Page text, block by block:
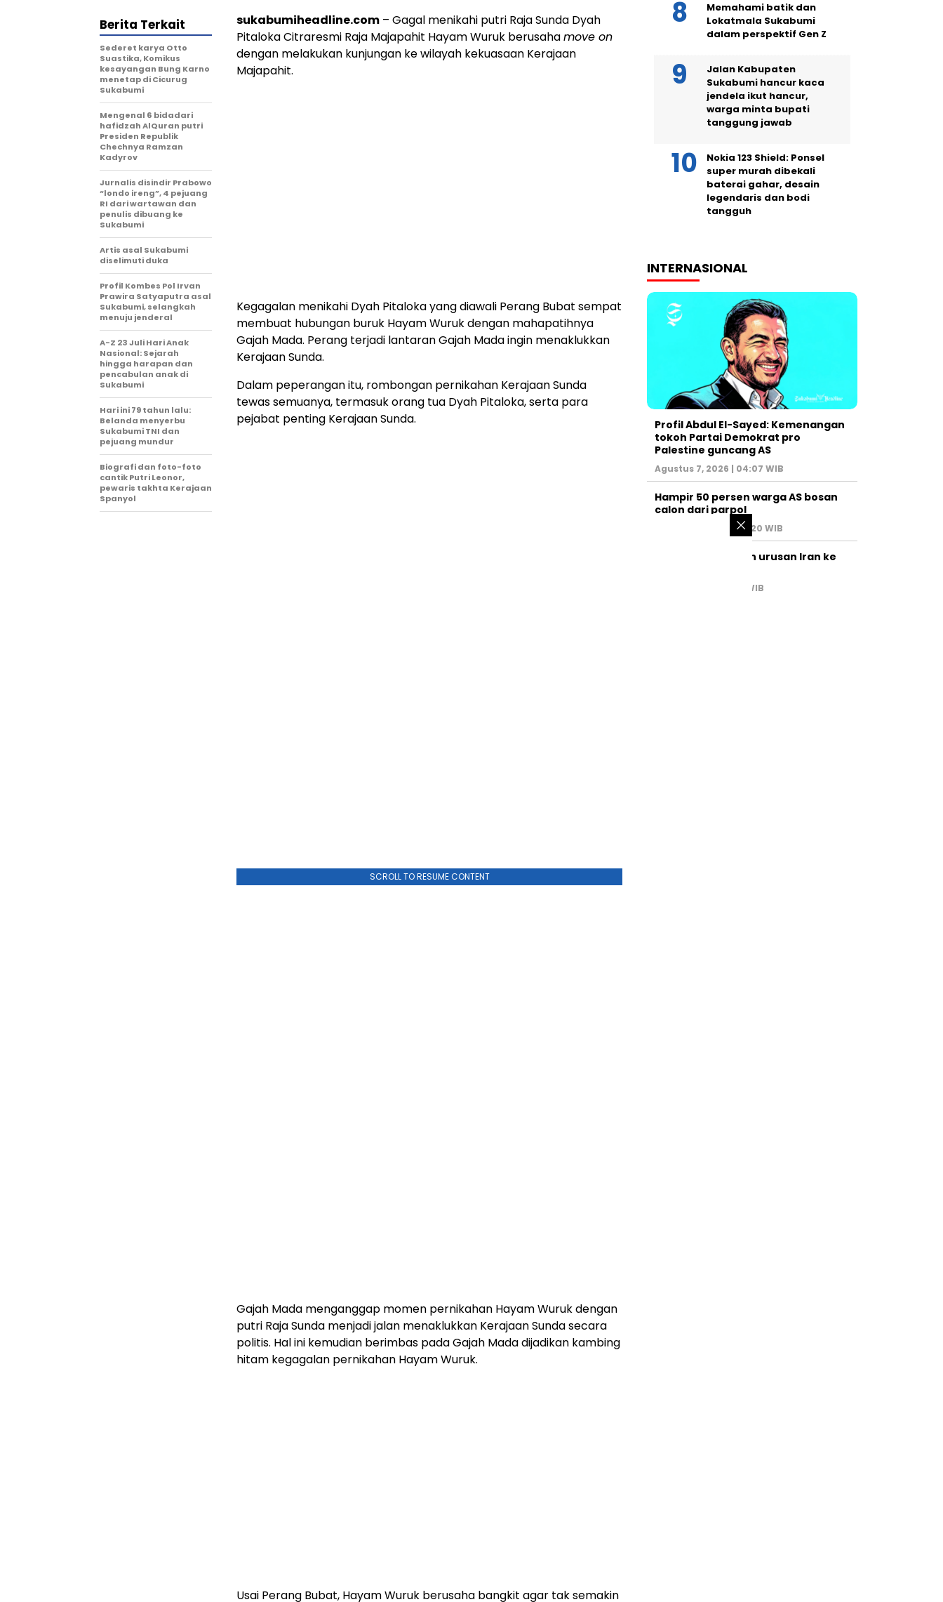
sukabumiheadline.com – Gagal menikahi putri Raja Sunda Dyah
Pitaloka Citraresmi Raja Majapahit Hayam Wuruk berusahamove on
dengan melakukan kunjungan ke wilayah kekuasaan Kerajaan
Majapahit.
Kegagalan menikahi Dyah Pitaloka yang diawali Perang Bubat sempat
membuat hubungan buruk Hayam Wuruk dengan mahapatihnya
Gajah Mada. Perang terjadi lantaran Gajah Mada ingin menaklukkan
Kerajaan Sunda.
Dalam peperangan itu, rombongan pernikahan Kerajaan Sunda
tewas semuanya, termasuk orang tua Dyah Pitaloka, serta para
pejabat penting Kerajaan Sunda.
SCROLL TO RESUME CONTENT
Gajah Mada menganggap momen pernikahan Hayam Wuruk dengan
putri Raja Sunda menjadi jalan menaklukkan Kerajaan Sunda secara
politis. Hal ini kemudian berimbas pada Gajah Mada dijadikan kambing
hitam kegagalan pernikahan Hayam Wuruk.
Usai Perang Bubat, Hayam Wuruk berusaha bangkit agar tak semakin
Berita Terkait
Sederet karya Otto
Suastika, Komikus
kesayangan Bung Karno
menetap di Cicurug
Sukabumi
Mengenal 6 bidadari
hafidzah AlQuran putri
Presiden Republik
Chechnya Ramzan
Kadyrov
Jurnalis disindir Prabowo
“londo ireng”, 4 pejuang
RI dari wartawan dan
penulis dibuang ke
Sukabumi
Artis asal Sukabumi
diselimuti duka
Profil Kombes Pol Irvan
Prawira Satyaputra asal
Sukabumi, selangkah
menuju jenderal
A-Z 23 Juli Hari Anak
Nasional: Sejarah
hingga harapan dan
pencabulan anak di
Sukabumi
Hari ini 79 tahun lalu:
Belanda menyerbu
Sukabumi TNI dan
pejuang mundur
Biografi dan foto-foto
cantik Putri Leonor,
pewaris takhta Kerajaan
Spanyol
Memahami batik dan
Lokatmala Sukabumi
dalam perspektif Gen Z
Jalan Kabupaten
Sukabumi hancur kaca
jendela ikut hancur,
warga minta bupati
tanggung jawab
Nokia 123 Shield: Ponsel
super murah dibekali
baterai gahar, desain
legendaris dan bodi
tangguh
INTERNASIONAL
Profil Abdul El-Sayed: Kemenangan
tokoh Partai Demokrat pro
Palestine guncang AS
Agustus 7, 2026 | 04:07 WIB
Hampir 50 persen warga AS bosan
calon dari parpol
Agustus 6, 2026 | 07:20 WIB
PM Israel serahkan urusan Iran ke
Juli 31, 2026 | 02:47 WIB